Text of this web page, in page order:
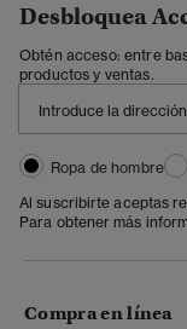
Desbloquea
Obtén acceso: entre
productos y ventas.
Ropa de hombre
Al suscribirte aceptas
Para obtener más
Compra en línea